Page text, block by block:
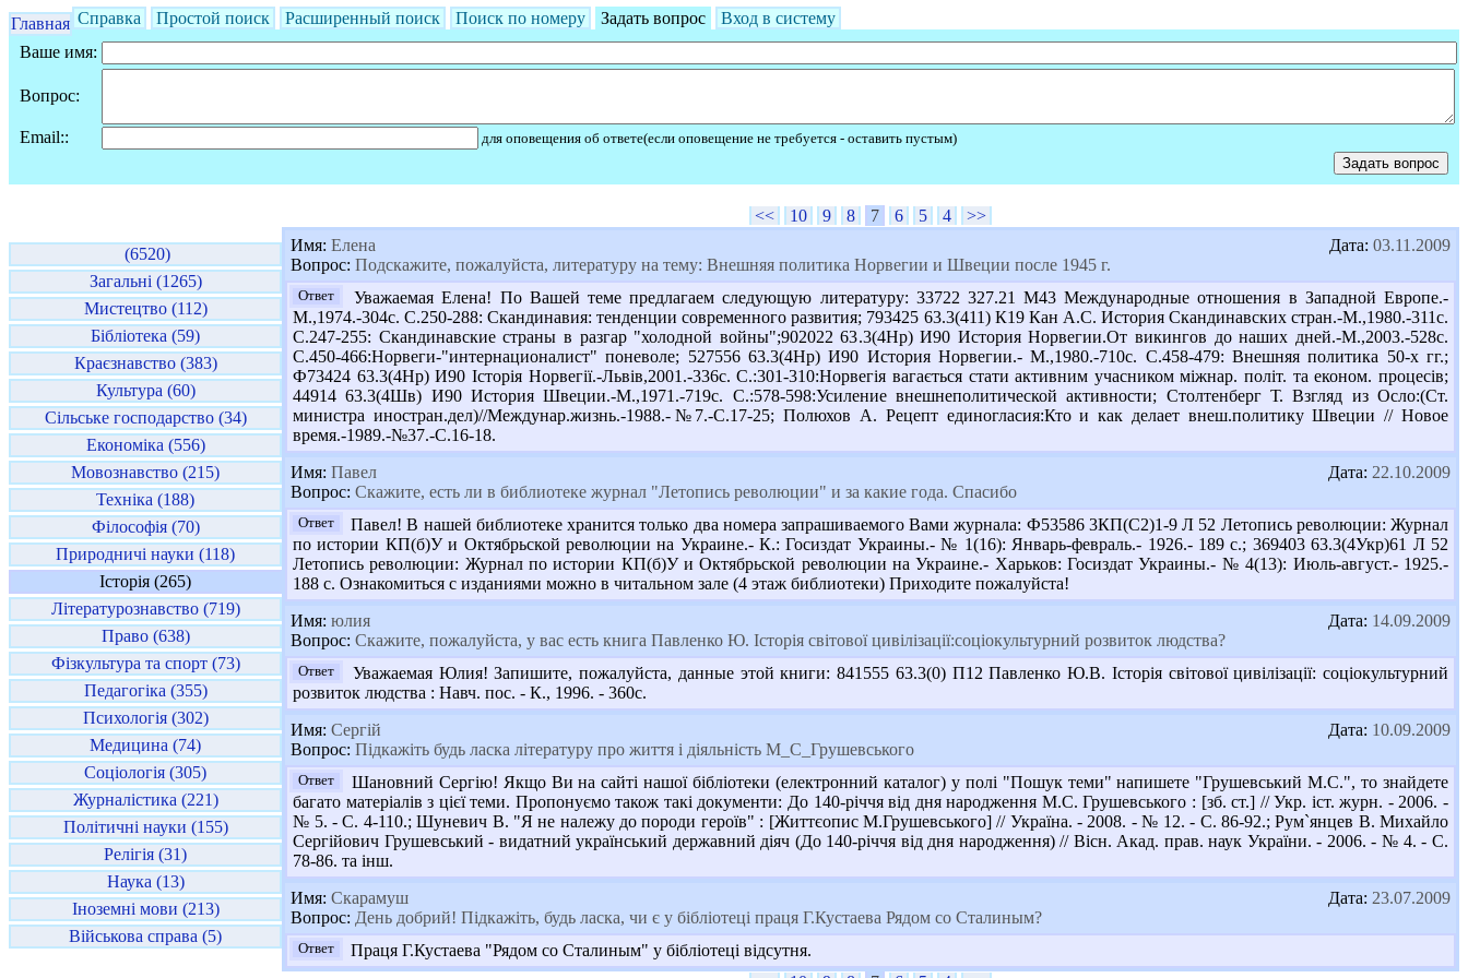
Главная Справка Простой поиск Расширенный поиск Поиск по номеру Задать вопрос
Вход в систему
Ваше имя:
Вопрос:
Email:: для оповещения об ответе(если оповещение не требуется - оставить пустым)
(6520)
Загальні (1265)
Мистецтво (112)
Бібліотека (59)
Краєзнавство (383)
Культура (60)
Сільське господарство (34)
Економіка (556)
Мовознавство (215)
Техніка (188)
Філософія (70)
Природничі науки (118)
Історія (265)
Літературознавство (719)
Право (638)
Фізкультура та спорт (73)
Педагогіка (355)
Психологія (302)
Медицина (74)
Соціологія (305)
Журналістика (221)
Політичні науки (155)
Релігія (31)
Наука (13)
Іноземні мови (213)
Військова справа (5)
<< 10 9 8 7 6 5 4
>>
Дата: 03.11.2009
Имя: Елена
Вопрос: Подскажите, пожалуйста, литературу на тему: Внешняя политика Норвегии и Швеции после 1945 г.
Ответ
Уважаемая Елена! По Вашей теме предлагаем следующую литературу: 33722 327.21 М43 Международные отношения в Западной Европе.-
М.,1974.-304с. С.250-288: Скандинавия: тенденции современного развития; 793425 63.3(411) К19 Кан А.С. История Скандинавских стран.-М.,1980.-311с.
С.247-255: Скандинавские страны в разгар "холодной войны";902022 63.3(4Нр) И90 История Норвегии.От викингов до наших дней.-М.,2003.-528с.
С.450-466:Норвеги-"интернационалист" поневоле; 527556 63.3(4Нр) И90 История Норвегии.- М.,1980.-710с. С.458-479: Внешняя политика 50-х гг.;
Ф73424 63.3(4Нр) И90 Історія Норвегії.-Львів,2001.-336с. С.:301-310:Норвегія вагається стати активним учасником міжнар. політ. та економ. процесів;
44914 63.3(4Шв) И90 История Швеции.-М.,1971.-719с. С.:578-598:Усиление внешнеполитической активности; Столтенберг Т. Взгляд из Осло:(Ст.
министра иностран.дел)//Междунар.жизнь.-1988.-№7.-С.17-25; Полюхов А. Рецепт единогласия:Кто и как делает внеш.политику Швеции // Новое
время.-1989.-№37.-С.16-18.
Дата: 22.10.2009
Имя: Павел
Вопрос: Скажите, есть ли в библиотеке журнал "Летопись революции" и за какие года. Спасибо
Ответ
Павел! В нашей библиотеке хранится только два номера запрашиваемого Вами журнала: Ф53586 3КП(С2)1-9 Л 52 Летопись революции: Журнал
по истории КП(б)У и Октябрьской революции на Украине.- К.: Госиздат Украины.- № 1(16): Январь-февраль.- 1926.- 189 с.; 369403 63.3(4Укр)61 Л 52
Летопись революции: Журнал по истории КП(б)У и Октябрьской революции на Украине.- Харьков: Госиздат Украины.- № 4(13): Июль-август.- 1925.-
188 с. Ознакомиться с изданиями можно в читальном зале (4 этаж библиотеки) Приходите пожалуйста!
Дата: 14.09.2009
Имя: юлия
Вопрос: Скажите, пожалуйста, у вас есть книга Павленко Ю. Історія світової цивілізації:соціокультурний розвиток людства?
Ответ
Уважаемая Юлия! Запишите, пожалуйста, данные этой книги: 841555 63.3(0) П12 Павленко Ю.В. Історія світової цивілізації: соціокультурний
розвиток людства : Навч. пос. - К., 1996. - 360с.
Дата: 10.09.2009
Имя: Сергій
Вопрос: Підкажіть будь ласка літературу про життя і діяльність М_С_Грушевського
Ответ
Шановний Сергію! Якщо Ви на сайті нашої бібліотеки (електронний каталог) у полі "Пошук теми" напишете "Грушевський М.С.", то знайдете
багато матеріалів з цієї теми. Пропонуємо також такі документи: До 140-річчя від дня народження М.С. Грушевського : [зб. ст.] // Укр. іст. журн. - 2006. -
№ 5. - С. 4-110.; Шуневич В. "Я не належу до породи героїв" : [Життєопис М.Грушевського] // Україна. - 2008. - № 12. - С. 86-92.; Рум`янцев В. Михайло
Сергійович Грушевський - видатний український державний діяч (До 140-річчя від дня народження) // Вісн. Акад. прав. наук України. - 2006. - № 4. - С.
78-86. та інш.
Дата: 23.07.2009
Имя: Скарамуш
Вопрос: День добрий! Підкажіть, будь ласка, чи є у бібліотеці праця Г.Кустаева Рядом со Сталиным?
Ответ
Праця Г.Кустаева "Рядом со Сталиным" у бібліотеці відсутня.